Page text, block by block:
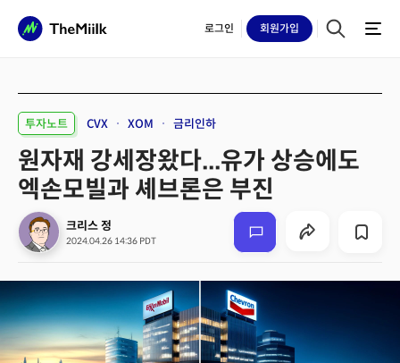
로그인 회원가입
투자노트 CVX XOM 금리인하
원자재 강세장왔다...유가 상승에도
엑손모빌과 셰브론은 부진
크리스 정
2024.04.26 14:36 PDT